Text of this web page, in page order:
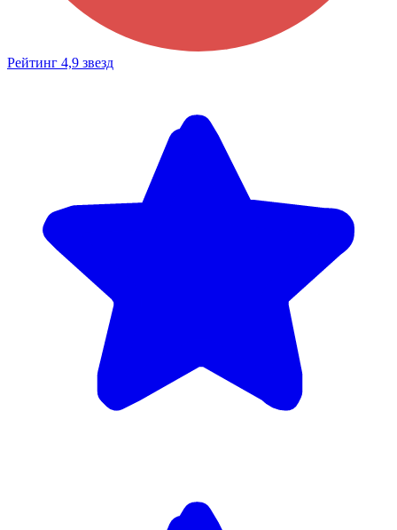
Рейтинг 4,9 звезд